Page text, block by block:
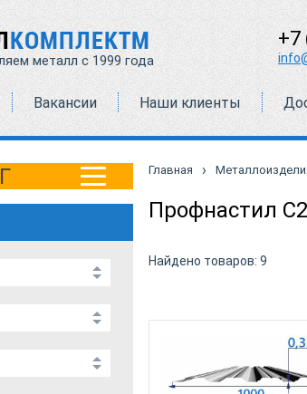
КОМПЛЕКТМ
металл с 1999 года
+7
Вакансии Наши клиенты
Главная ›
Профнастил
Найдено товаров: 9